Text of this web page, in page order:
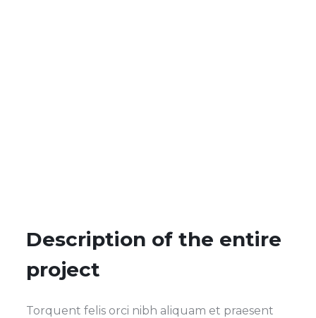
Description of the entire
project
Torquent felis orci nibh aliquam et praesent